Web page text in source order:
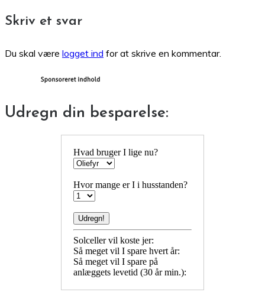
Skriv et svar
Du skal være logget ind for at skrive en kommentar.
Udregn din besparelse:
Hvad bruger I lige nu?
Hvor mange er I i husstanden?
Solceller vil koste jer:
Så meget vil I spare hvert år:
Så meget vil I spare på
anlæggets levetid (30 år min.):